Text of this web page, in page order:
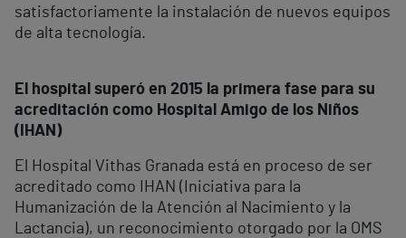
satisfactoriamente la instalación de nuevos equipos
de alta tecnología.
El hospital superó en 2015 la primera fase para su
acreditación como Hospital Amigo de los Niños
(IHAN)
El Hospital Vithas Granada está en proceso de ser
acreditado como IHAN (Iniciativa para la
Humanización de la Atención al Nacimiento y la
Lactancia), un reconocimiento otorgado por la OMS